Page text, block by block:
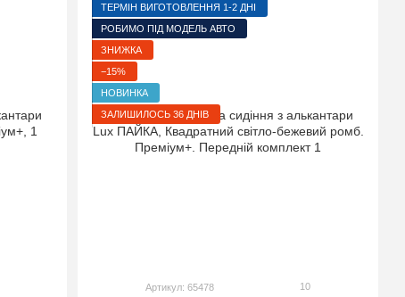
ТЕРМІН ВИГОТОВЛЕННЯ 1-2 ДНІ
РОБИМО ПІД МОДЕЛЬ АВТО
ЗНИЖКА
−15%
НОВИНКА
ЗАЛИШИЛОСЬ 36 ДНІВ
Артикул: 65478 10